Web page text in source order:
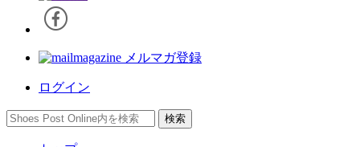
メルマガ登録
ログイン